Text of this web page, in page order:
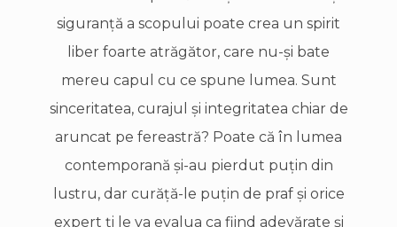
siguranţă a scopului poate crea un spirit
liber foarte atrăgător, care nu-şi bate
mereu capul cu ce spune lumea. Sunt
sinceritatea, curajul şi integritatea chiar de
aruncat pe fereastră? Poate că în lumea
contemporană şi-au pierdut puţin din
lustru, dar curăţă-le puţin de praf şi orice
expert ţi le va evalua ca fiind adevărate şi